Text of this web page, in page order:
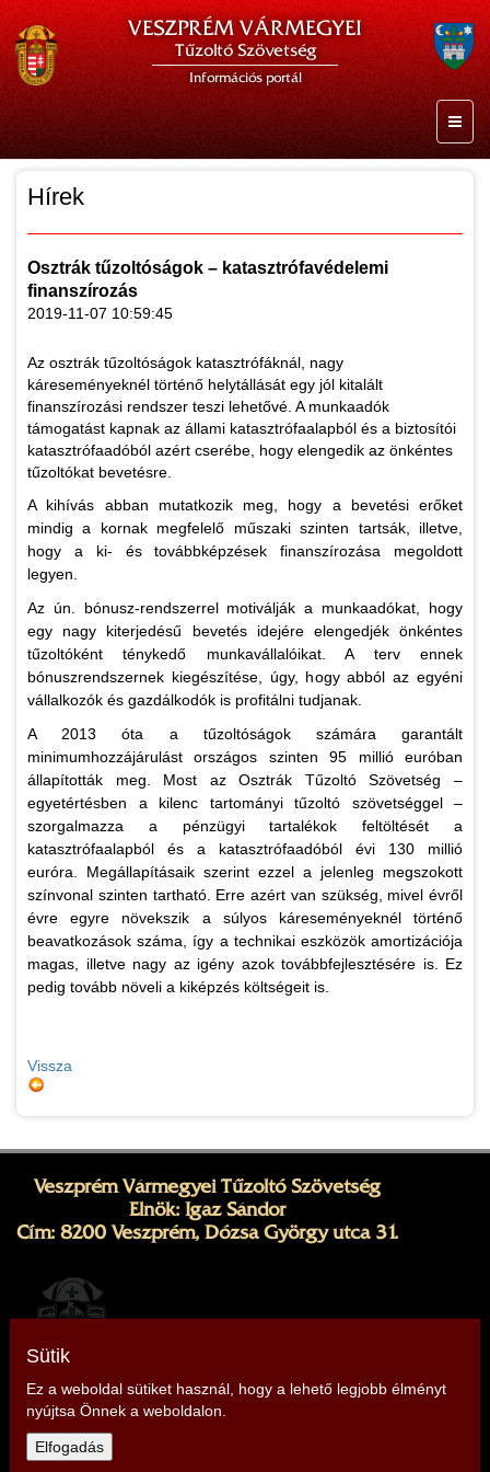
VESZPRÉM VÁRMEGYEI
Tűzoltó Szövetség
Információs portál
Hírek
Osztrák tűzoltóságok – katasztrófavédelemi
finanszírozás
2019-11-07 10:59:45
Az osztrák tűzoltóságok katasztrófáknál, nagy
káreseményeknél történő helytállását egy jól kitalált
finanszírozási rendszer teszi lehetővé. A munkaadók
támogatást kapnak az állami katasztrófaalapból és a biztosítói
katasztrófaadóból azért cserébe, hogy elengedik az önkéntes
tűzoltókat bevetésre.
A kihívás abban mutatkozik meg, hogy a bevetési erőket
mindig a kornak megfelelő műszaki szinten tartsák, illetve,
hogy a ki- és továbbképzések finanszírozása megoldott
legyen.
Az ún. bónusz-rendszerrel motiválják a munkaadókat, hogy
egy nagy kiterjedésű bevetés idejére elengedjék önkéntes
tűzoltóként ténykedő munkavállalóikat. A terv ennek
bónuszrendszernek kiegészítése, úgy, hogy abból az egyéni
vállalkozók és gazdálkodók is profitálni tudjanak.
A 2013 óta a tűzoltóságok számára garantált
minimumhozzájárulást országos szinten 95 millió euróban
állapították meg. Most az Osztrák Tűzoltó Szövetség –
egyetértésben a kilenc tartományi tűzoltó szövetséggel –
szorgalmazza a pénzügyi tartalékok feltöltését a
katasztrófaalapból és a katasztrófaadóból évi 130 millió
euróra. Megállapításaik szerint ezzel a jelenleg megszokott
színvonal szinten tartható. Erre azért van szükség, mivel évről
évre egyre növekszik a súlyos káreseményeknél történő
beavatkozások száma, így a technikai eszközök amortizációja
magas, illetve nagy az igény azok továbbfejlesztésére is. Ez
pedig tovább növeli a kiképzés költségeit is.
Vissza
Veszprém Vármegyei Tűzoltó Szövetség
Elnök: Igaz Sándor
Cím: 8200 Veszprém, Dózsa György utca 31.
Telefon: +36 30 348 1612,
E-mail:
Sütik
Ez a weboldal sütiket használ, hogy a lehető legjobb élményt
nyújtsa Önnek a weboldalon.
Elfogadás